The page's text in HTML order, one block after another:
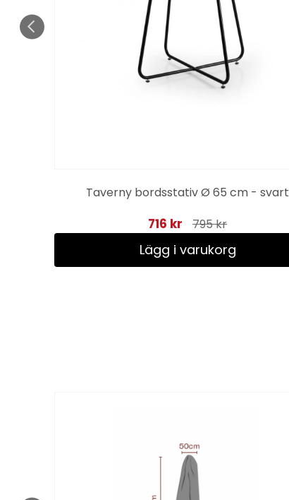
Taverny bordsstativ Ø 65 cm - svart
716 kr 795 kr
Lägg i varukorg